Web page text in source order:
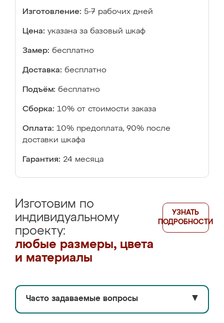
Изготовление: 5-7 рабочих дней
Цена: указана за базовый шкаф
Замер: бесплатно
Доставка: бесплатно
Подъём: бесплатно
Сборка: 10% от стоимости заказа
Оплата: 10% предоплата, 90% после
доставки шкафа
Гарантия: 24 месяца
Изготовим по
индивидуальному
проекту:
любые размеры, цвета
и материалы
УЗНАТЬ
ПОДРОБНОСТИ
Часто задаваемые вопросы ▼